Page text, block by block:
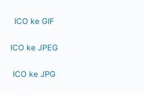
ICO ke GIF
ICO ke JPEG
ICO ke JPG